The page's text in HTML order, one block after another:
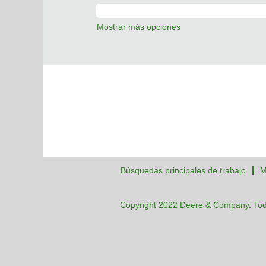
Mostrar más opciones
Búsquedas principales de trabajo
Copyright 2022 Deere & Company.